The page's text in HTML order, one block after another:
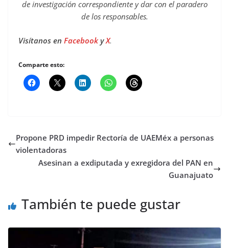
de investigación correspondiente y dar con el paradero
de los responsables.
Visítanos en FacebookyX.
Comparte esto:
Propone PRD impedir Rectoría de UAEMéx a personas
violentadoras
Asesinan a exdiputada y exregidora del PAN en
Guanajuato
También te puede gustar